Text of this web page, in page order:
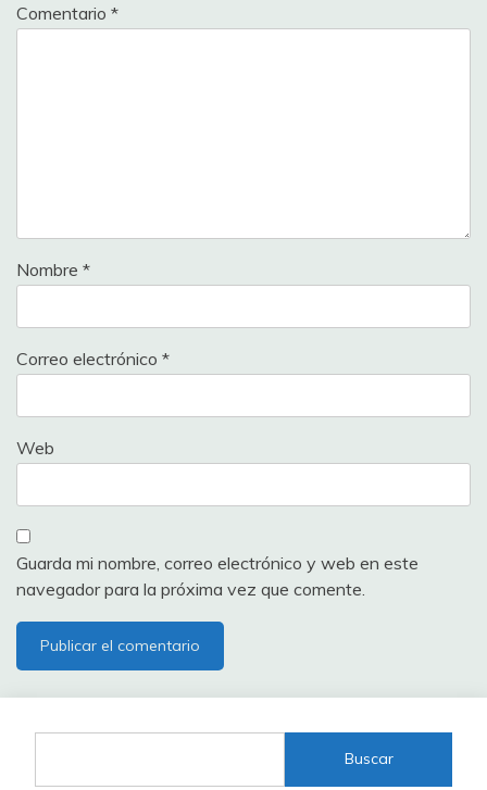
Comentario *
Nombre *
Correo electrónico *
Web
Guarda mi nombre, correo electrónico y web en este
navegador para la próxima vez que comente.
Buscar